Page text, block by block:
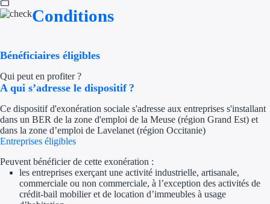
Aides Région
Outre-mer
Conditions
Bénéficiaires éligibles
Qui peut en profiter ?
A qui s’adresse le dispositif ?
Ce dispositif d'exonération sociale s'adresse aux entreprises s'installant
dans un BER de la zone d'emploi de la Meuse (région Grand Est) et
dans la zone d’emploi de Lavelanet (région Occitanie)
Entreprises éligibles
Peuvent bénéficier de cette exonération :
les entreprises exerçant une activité industrielle, artisanale,
commerciale ou non commerciale, à l’exception des activités de
crédit-bail mobilier et de location d’immeubles à usage